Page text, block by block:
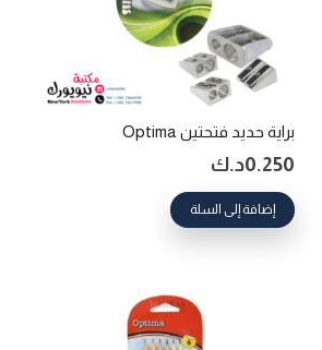
براية حديد فتحتين Optima
0.250د.ك
إضافة إلى السلة